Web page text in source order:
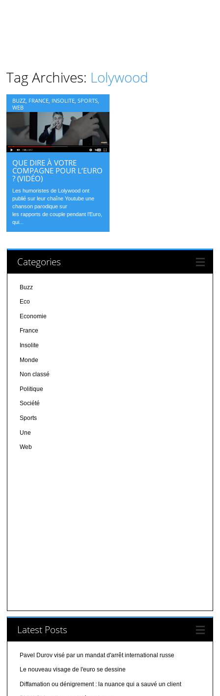
Tag Archives: Lolywood
BUZZ FRANCE INSOLITE ,SPORTS
WEB
QUE DIRE À VOTRE
COMPAGNE POUR L’EURO
? (VIDÉO)
Les humoristes de Lolywood ont
publié sur leur chaîne Youtube une
chanson parodique sur
les rapports de couple pendant l’Euro,
qui...
Categories
Buzz
Eco
Economie
France
Insolite
Monde
Non classé
Politique
Société
Sports
Une
Web
Latest Posts
Pavel Durov visé par un mandat d'arrêt international russe
Le nouveau visage de l'euro se dessine
Diffamation ou dénigrement : la nuance qui a sauvé un client